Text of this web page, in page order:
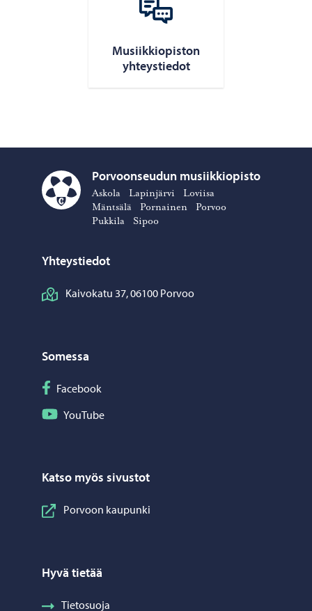
Musiikkiopiston
yhteystiedot
Porvoonseudun musiikkiopisto – Siirry kotisivulle
Porvoonseudun musiikkiopisto
Askola Lapinjärvi
Loviisa
Mäntsälä
Pornainen
Porvoo
Pukkila
Sipoo
Yhteystiedot
Kaivokatu 37, 06100 Porvoo
Somessa
Seuraa Facebook
Facebook
Seuraa YouTube
YouTube
Katso myös sivustot
Porvoon kaupunki
Hyvä tietää
Tietosuoja